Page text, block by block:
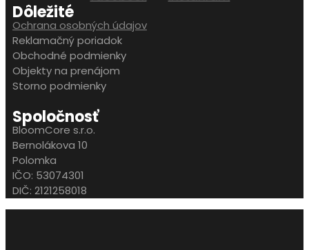
Dôležité
Ochrana osobných údajov
Reklamačný poriadok
Obchodné podmienky
Objekty na prenájom
Storno podmienky
Spoločnosť
BloomCore s.r.o.
Bernolákova 10
Polomka
IČO: 53074301
DIČ: 2121258018